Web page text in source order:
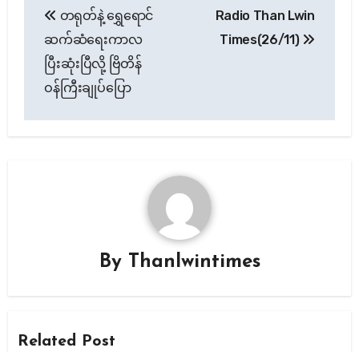
navigation
တရုတ်နဲ့ ရွှေရောင်
ဆက်ဆံရေးကာလ
ပြီးဆုံးပြီလို့ ဗြိတိန်
ဝန်ကြီးချုပ်ပြော
Radio Than Lwin
Times(26/11)
By Thanlwintimes
Related Post